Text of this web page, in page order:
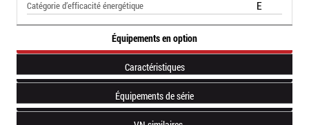
Équipements en option
Caractéristiques
Équipements de série
Catégorie d’efficacité énergétique E